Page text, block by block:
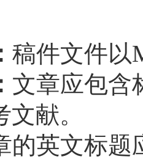
稿件文件以
文章应包含
献。
的英文标题